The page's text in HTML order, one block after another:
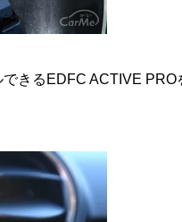
きるEDFC ACTIVE PRO